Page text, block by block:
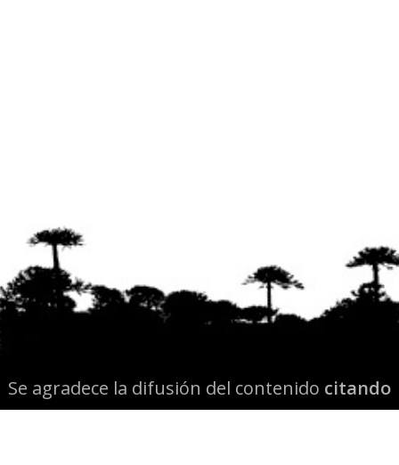
Se agradece la difusión del contenido citando
la fuente www.mapuexpress.org